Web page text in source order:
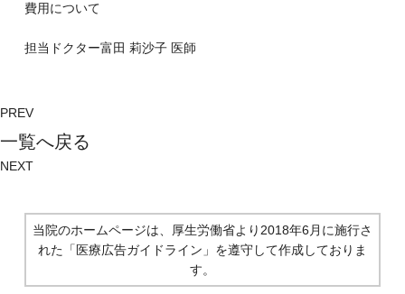
費⽤について
担当ドクター富⽥ 莉沙⼦医師
PREV
⼀覧へ戻る
NEXT
当院のホームページは、厚生労働省より2018年6月に施行さ
れた 「医療広告ガイドライン」を遵守して作成しておりま
す。